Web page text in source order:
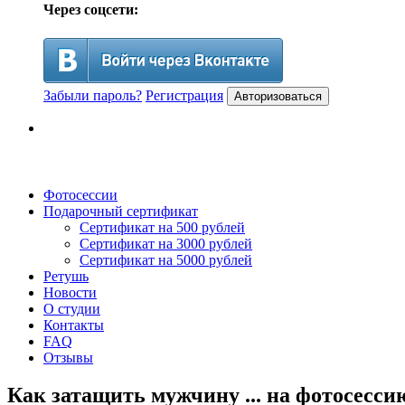
Через соцсети:
Забыли пароль? Регистрация Авторизоваться
Фотосессии
Подарочный сертификат
Сертификат на 500 рублей
Сертификат на 3000 рублей
Сертификат на 5000 рублей
Ретушь
Новости
О студии
Контакты
FAQ
Отзывы
Как затащить мужчину ... на